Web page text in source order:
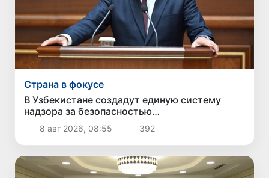
Страна в фокусе
В Узбекистане создадут единую систему
надзора за безопасностью
непродовольственных товаров
8 авг 2026, 08:55 392